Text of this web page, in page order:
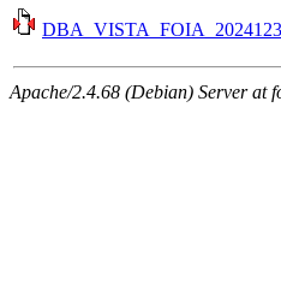
Apache/2.4.68 (Debian) Server at